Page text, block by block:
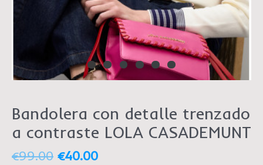
Bandolera con detalle trenzado
a contraste LOLA CASADEMUNT
€99.00 €40.00